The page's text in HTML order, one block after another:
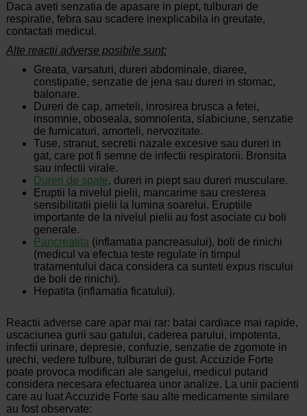
Daca aveti senzatia de apasare in piept, tulburari de
respiratie, febra sau scadere inexplicabila in greutate,
contactati medicul.
Alte reactii adverse posibile sunt:
Greata, varsaturi, dureri abdominale, diaree,
constipatie, senzatie de jena sau dureri in stomac,
balonare.
Dureri de cap, ameteli, inrosirea brusca a fetei,
insomnie, oboseala, somnolenta, slabiciune, senzatie
de furnicaturi, amorteli, nervozitate.
Tuse, stranut, secretii nazale excesive sau dureri in
gat, care pot fi semne de infectii respiratorii. Bronsita
sau infectii virale.
Dureri de spate, dureri in piept sau dureri musculare.
Eruptii la nivelul pielii, mancarime sau cresterea
sensibilitatii pielii la lumina soarelui. Eruptiile
importante de la nivelul pielii au fost asociate cu boli
generale.
Pancreatita (inflamatia pancreasului), boli de rinichi
(medicul va efectua teste regulate in timpul
tratamentului daca considera ca sunteti expus riscului
de boli de rinichi).
Hepatita (inflamatia ficatului).
Reactii adverse care apar mai rar: batai cardiace mai rapide,
uscaciunea gurii sau gatului, caderea parului, impotenta,
infectii urinare, depresie, confuzie, senzatie de zgomote in
urechi, vedere tulbure, tulburari de gust. Accuzide Forte
poate provoca modificari ale sangelui, medicul putand
considera necesara efectuarea unor analize. La unii pacienti
care au luat Accuzide Forte sau alte medicamente similare
au fost observate: